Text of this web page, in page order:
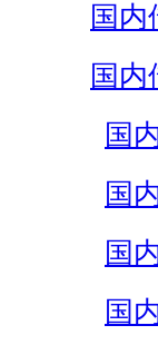
国内
国内
国
国
国
国